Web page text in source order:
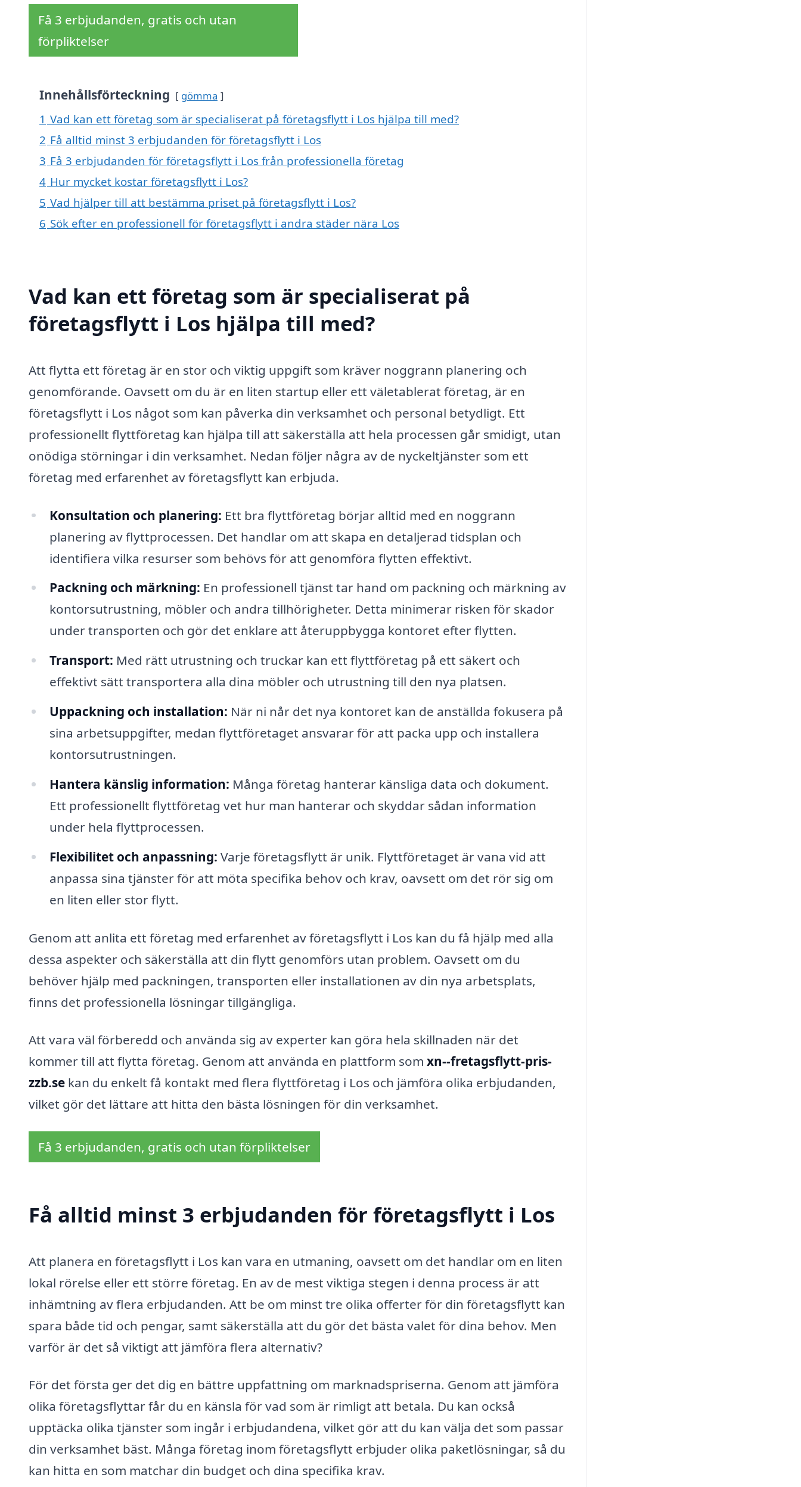
Få 3 erbjudanden, gratis och utan
förpliktelser
Innehållsförteckning gömma
1 Vad kan ett företag som är specialiserat på företagsflytt i Los hjälpa till med?
2 Få alltid minst 3 erbjudanden för företagsflytt i Los
3 Få 3 erbjudanden för företagsflytt i Los från professionella företag
4 Hur mycket kostar företagsflytt i Los?
5 Vad hjälper till att bestämma priset på företagsflytt i Los?
6 Sök efter en professionell för företagsflytt i andra städer nära Los
Vad kan ett företag som är specialiserat på
företagsflytt i Los hjälpa till med?
Att flytta ett företag är en stor och viktig uppgift som kräver noggrann planering och
genomförande. Oavsett om du är en liten startup eller ett väletablerat företag, är en
företagsflytt i Los något som kan påverka din verksamhet och personal betydligt. Ett
professionellt flyttföretag kan hjälpa till att säkerställa att hela processen går smidigt, utan
onödiga störningar i din verksamhet. Nedan följer några av de nyckeltjänster som ett
företag med erfarenhet av företagsflytt kan erbjuda.
Konsultation och planering: Ett bra flyttföretag börjar alltid med en noggrann
planering av flyttprocessen. Det handlar om att skapa en detaljerad tidsplan och
identifiera vilka resurser som behövs för att genomföra flytten effektivt.
Packning och märkning: En professionell tjänst tar hand om packning och märkning av
kontorsutrustning, möbler och andra tillhörigheter. Detta minimerar risken för skador
under transporten och gör det enklare att återuppbygga kontoret efter flytten.
Transport: Med rätt utrustning och truckar kan ett flyttföretag på ett säkert och
effektivt sätt transportera alla dina möbler och utrustning till den nya platsen.
Uppackning och installation: När ni når det nya kontoret kan de anställda fokusera på
sina arbetsuppgifter, medan flyttföretaget ansvarar för att packa upp och installera
kontorsutrustningen.
Hantera känslig information: Många företag hanterar känsliga data och dokument.
Ett professionellt flyttföretag vet hur man hanterar och skyddar sådan information
under hela flyttprocessen.
Flexibilitet och anpassning: Varje företagsflytt är unik. Flyttföretaget är vana vid att
anpassa sina tjänster för att möta specifika behov och krav, oavsett om det rör sig om
en liten eller stor flytt.
Genom att anlita ett företag med erfarenhet av företagsflytt i Los kan du få hjälp med alla
dessa aspekter och säkerställa att din flytt genomförs utan problem. Oavsett om du
behöver hjälp med packningen, transporten eller installationen av din nya arbetsplats,
finns det professionella lösningar tillgängliga.
Att vara väl förberedd och använda sig av experter kan göra hela skillnaden när det
kommer till att flytta företag. Genom att använda en plattform som xn--fretagsflytt-pris-
zzb.se kan du enkelt få kontakt med flera flyttföretag i Los och jämföra olika erbjudanden,
vilket gör det lättare att hitta den bästa lösningen för din verksamhet.
Få 3 erbjudanden, gratis och utan förpliktelser
Få alltid minst 3 erbjudanden för företagsflytt i Los
Att planera en företagsflytt i Los kan vara en utmaning, oavsett om det handlar om en liten
lokal rörelse eller ett större företag. En av de mest viktiga stegen i denna process är att
inhämtning av flera erbjudanden. Att be om minst tre olika offerter för din företagsflytt kan
spara både tid och pengar, samt säkerställa att du gör det bästa valet för dina behov. Men
varför är det så viktigt att jämföra flera alternativ?
För det första ger det dig en bättre uppfattning om marknadspriserna. Genom att jämföra
olika företagsflyttar får du en känsla för vad som är rimligt att betala. Du kan också
upptäcka olika tjänster som ingår i erbjudandena, vilket gör att du kan välja det som passar
din verksamhet bäst. Många företag inom företagsflytt erbjuder olika paketlösningar, så du
kan hitta en som matchar din budget och dina specifika krav.